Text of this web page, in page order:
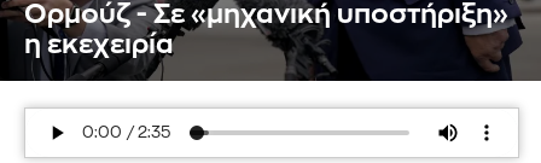
Ορμούζ - Σε «μηχανική υποστήριξη»
η εκεχειρία